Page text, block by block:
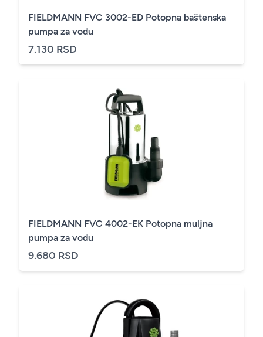
FIELDMANN FVC 3002-ED Potopna baštenska
pumpa za vodu
7.130 RSD
FIELDMANN FVC 4002-EK Potopna muljna
pumpa za vodu
9.680 RSD